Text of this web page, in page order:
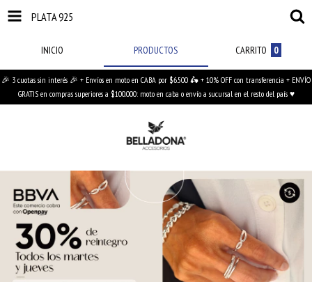
PLATA 925
INICIO PRODUCTOS CARRITO 0
🎉 3 cuotas sin interés 🎉 + Envíos en moto en CABA por $6.500 🛵 + 10% OFF con transferencia + ENVÍO
GRATIS en compras superiores a $100.000: moto en caba o envío a sucursal en el resto del país ♥